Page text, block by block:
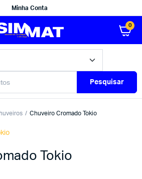
Minha Conta
0
Pesquisar
Chuveiro Cromado Tokio
Tokio